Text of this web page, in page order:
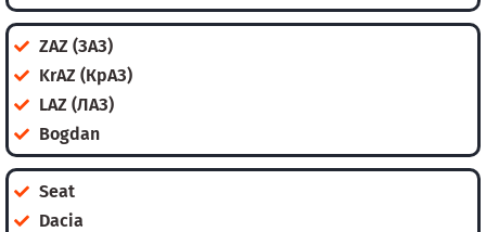
ZAZ (ЗАЗ)
KrAZ (КрАЗ)
LAZ (ЛАЗ)
Bogdan
Seat
Dacia